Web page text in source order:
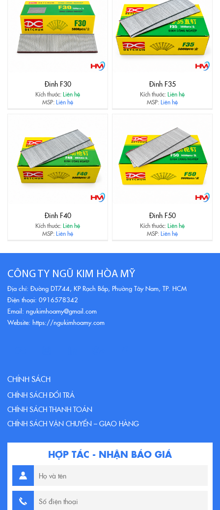
Đinh F30
Kích thước:Liên hệ
MSP:Liên hệ
Đinh F35
Kích thước:Liên hệ
MSP:Liên hệ
Đinh F40
Kích thước:Liên hệ
MSP:Liên hệ
Đinh F50
Kích thước:Liên hệ
MSP:Liên hệ
CÔNG TY NGŨ KIM HÒA MỸ
Địa chỉ: Đường DT744, KP Rạch Bắp, Phường Tây Nam, TP. HCM
Điện thoại: 0916578342
Email: ngukimhoamy@gmail.com
Website: https://ngukimhoamy.com
CHÍNH SÁCH
CHÍNH SÁCH ĐỔI TRẢ
CHÍNH SÁCH THANH TOÁN
CHÍNH SÁCH VẬN CHUYỂN – GIAO HÀNG
HỢP TÁC - NHẬN BÁO GIÁ